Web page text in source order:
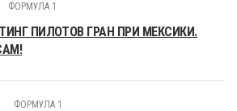
ФОРМУЛА 1
ПИЛОТОВ ГРАН ПРИ МЕКСИКИ.
ФОРМУЛА 1